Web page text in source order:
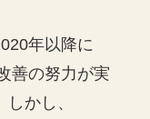
年以降に
善の努力が実
かし、